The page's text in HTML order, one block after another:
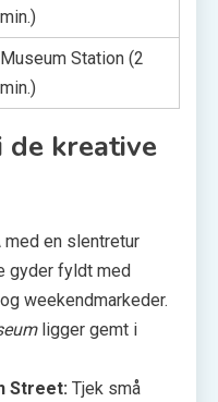
min.)
Museum Station (2
min.)
de kreative
med en slentretur
gyder fyldt med
weekend­markeder.
ligger gemt i
Street: Tjek små